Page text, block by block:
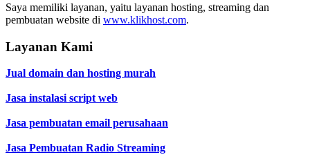
Saya memiliki layanan, yaitu layanan hosting, streaming dan
pembuatan website di www.klikhost.com.
Layanan Kami
Jual domain dan hosting murah
Jasa instalasi script web
Jasa pembuatan email perusahaan
Jasa Pembuatan Radio Streaming